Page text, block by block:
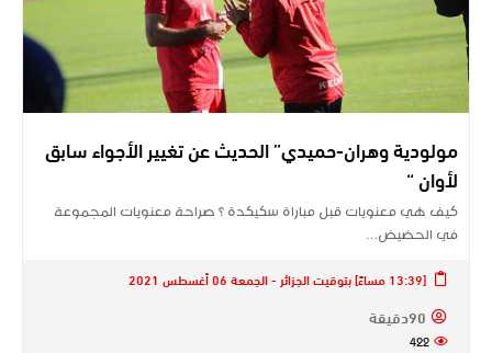
مولودية وهران-حميدي” الحديث عن تغيير الأجواء سابق
لأوان “
كيف هي معنويات قبل مباراة سكيكدة ؟ صراحة معنويات المجموعة
في الحضيض…
[13:39 مساءً] بتوقيت الجزائر - الجمعة 06 أغسطس 2021
90دقيقة
422